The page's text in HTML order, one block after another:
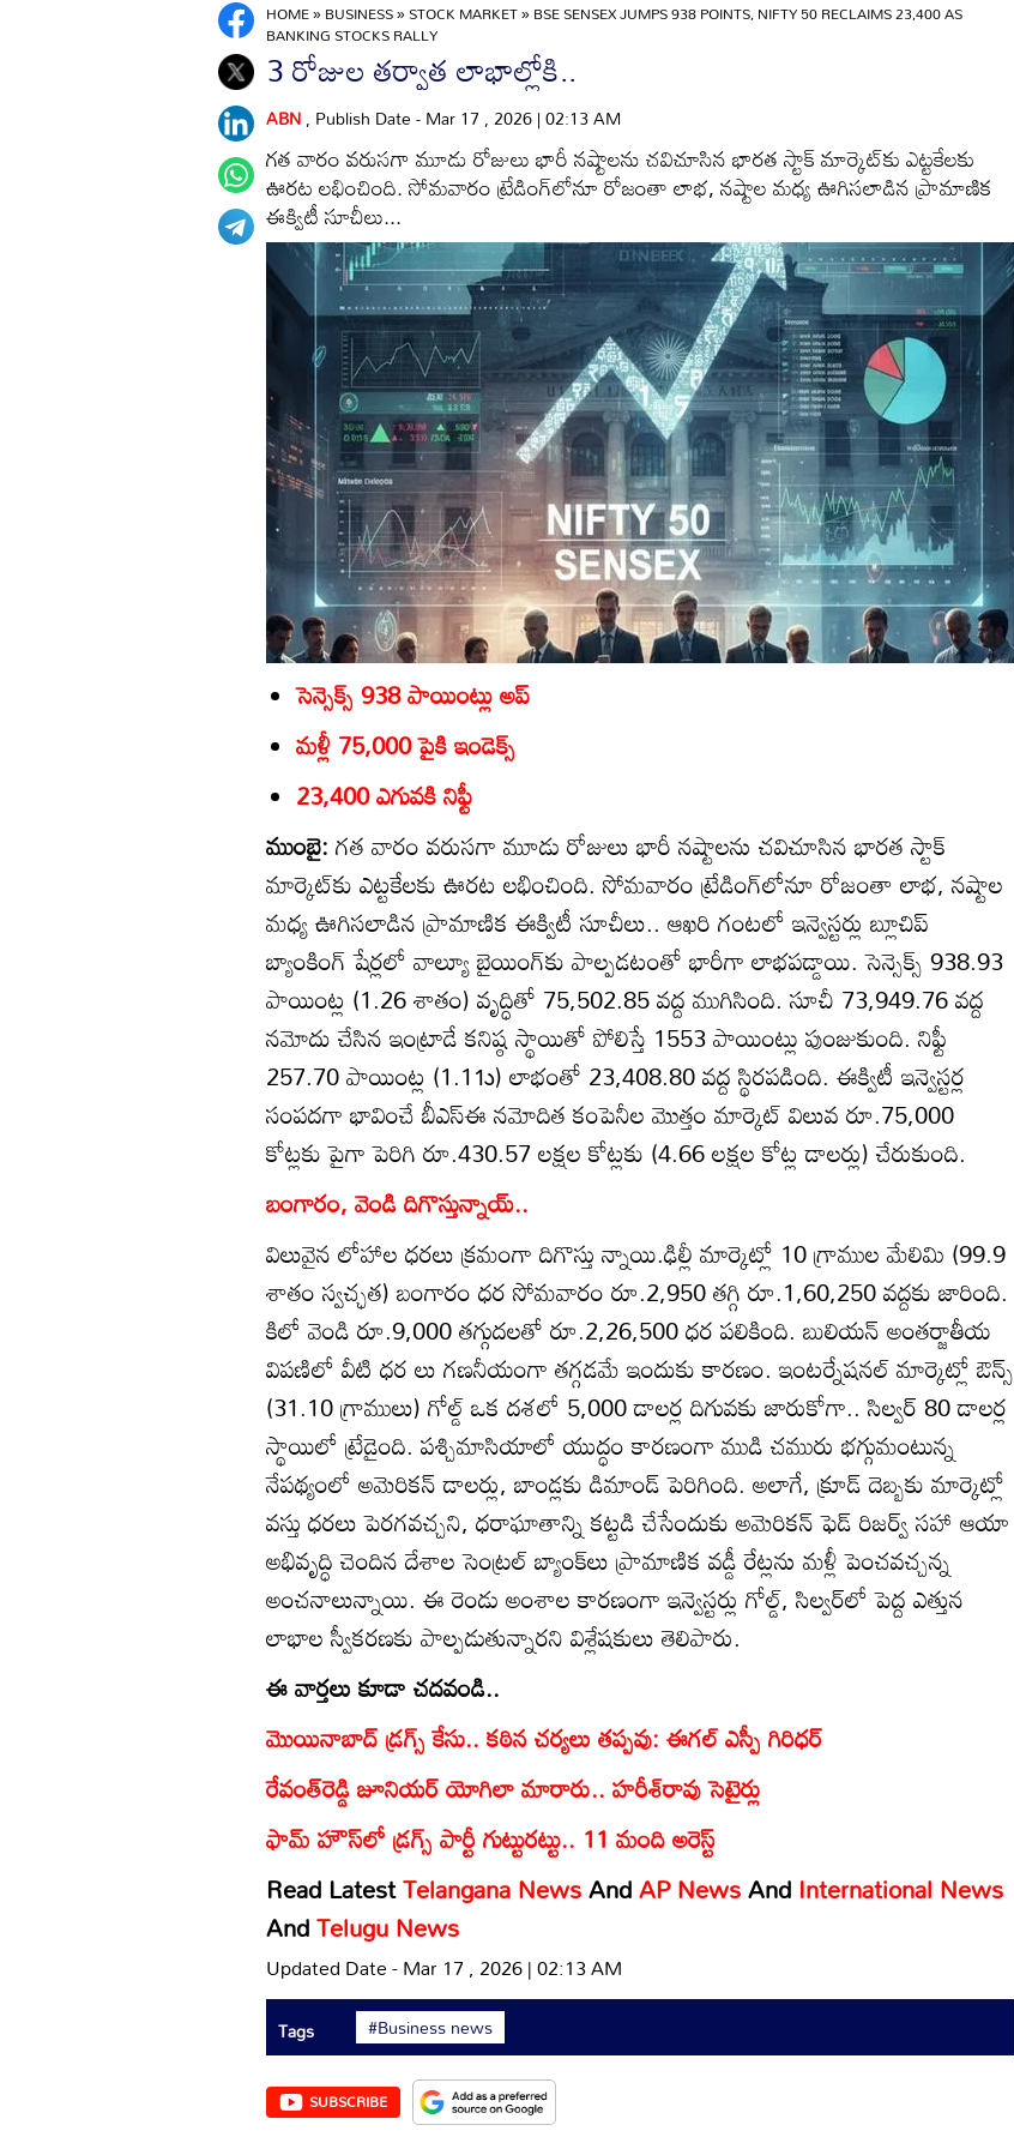
HOME»BUSINESS»STOCK MARKET»BSE SENSEX JUMPS 938 POINTS, NIFTY 50 RECLAIMS 23,400 AS
BANKING STOCKS RALLY
3 రోజుల తర్వాత లాభాల్లోకి..
ABN, Publish Date - Mar 17 , 2026 | 02:13 AM
గత వారం వరుసగా మూడు రోజులు భారీ నష్టాలను చవిచూసిన భారత స్టాక్‌ మార్కెట్‌కు ఎట్టకేలకు
ఊరట లభించింది. సోమవారం ట్రేడింగ్‌లోనూ రోజంతా లాభ, నష్టాల మధ్య ఊగిసలాడిన ప్రామాణిక
ఈక్విటీ సూచీలు...
సెన్సెక్స్‌ 938 పాయింట్లు అప్‌
మళ్లీ 75,000 పైకి ఇండెక్స్‌
23,400 ఎగువకి నిఫ్టీ
ముంబై:గత వారం వరుసగా మూడు రోజులు భారీ నష్టాలను చవిచూసిన భారత స్టాక్‌
మార్కెట్‌కు ఎట్టకేలకు ఊరట లభించింది. సోమవారం ట్రేడింగ్‌లోనూ రోజంతా లాభ, నష్టాల
మధ్య ఊగిసలాడిన ప్రామాణిక ఈక్విటీ సూచీలు.. ఆఖరి గంటలో ఇన్వెస్టర్లు బ్లూచిప్‌
బ్యాంకింగ్‌ షేర్లలో వాల్యూ బైయింగ్‌కు పాల్పడటంతో భారీగా లాభపడ్డాయి. సెన్సెక్స్‌ 938.93
పాయింట్ల (1.26 శాతం) వృద్ధితో 75,502.85 వద్ద ముగిసింది. సూచీ 73,949.76 వద్ద
నమోదు చేసిన ఇంట్రాడే కనిష్ఠ స్థాయితో పోలిస్తే 1553 పాయింట్లు పుంజుకుంది. నిఫ్టీ
257.70 పాయింట్ల (1.11ు) లాభంతో 23,408.80 వద్ద స్థిరపడింది. ఈక్విటీ ఇన్వెస్టర్ల
సంపదగా భావించే బీఎస్‌ఈ నమోదిత కంపెనీల మొత్తం మార్కెట్‌ విలువ రూ.75,000
కోట్లకు పైగా పెరిగి రూ.430.57 లక్షల కోట్లకు (4.66 లక్షల కోట్ల డాలర్లు) చేరుకుంది.
బంగారం, వెండి దిగొస్తున్నాయ్‌..
విలువైన లోహాల ధరలు క్రమంగా దిగొస్తు న్నాయి.ఢిల్లీ మార్కెట్లో 10 గ్రాముల మేలిమి (99.9
శాతం స్వచ్ఛత) బంగారం ధర సోమవారం రూ.2,950 తగ్గి రూ.1,60,250 వద్దకు జారింది.
కిలో వెండి రూ.9,000 తగ్గుదలతో రూ.2,26,500 ధర పలికింది. బులియన్‌ అంతర్జాతీయ
విపణిలో వీటి ధర లు గణనీయంగా తగ్గడమే ఇందుకు కారణం. ఇంటర్నేషనల్‌ మార్కెట్లో ఔన్స్‌
(31.10 గ్రాములు) గోల్డ్‌ ఒక దశలో 5,000 డాలర్ల దిగువకు జారుకోగా.. సిల్వర్‌ 80 డాలర్ల
స్థాయిలో ట్రేడైంది. పశ్చిమాసియాలో యుద్ధం కారణంగా ముడి చమురు భగ్గుమంటున్న
నేపథ్యంలో అమెరికన్‌ డాలర్లు, బాండ్లకు డిమాండ్‌ పెరిగింది. అలాగే, క్రూడ్‌ దెబ్బకు మార్కెట్లో
వస్తు ధరలు పెరగవచ్చని, ధరాఘాతాన్ని కట్టడి చేసేందుకు అమెరికన్‌ ఫెడ్‌ రిజర్వ్‌ సహా ఆయా
అభివృద్ధి చెందిన దేశాల సెంట్రల్‌ బ్యాంక్‌లు ప్రామాణిక వడ్డీ రేట్లను మళ్లీ పెంచవచ్చన్న
అంచనాలున్నాయి. ఈ రెండు అంశాల కారణంగా ఇన్వెస్టర్లు గోల్డ్‌, సిల్వర్‌లో పెద్ద ఎత్తున
లాభాల స్వీకరణకు పాల్పడుతున్నారని విశ్లేషకులు తెలిపారు.
ఈ వార్తలు కూడా చదవండి..
మొయినాబాద్‌ డ్రగ్స్ కేసు.. కఠిన చర్యలు తప్పవు: ఈగల్‌ ఎస్పీ గిరిధర్‌
రేవంత్‌రెడ్డి జూనియర్ యోగిలా మారారు.. హరీశ్‌రావు సెటైర్లు
ఫామ్ హౌస్‌లో డ్రగ్స్ పార్టీ గుట్టురట్టు.. 11 మంది అరెస్ట్
Read LatestTelangana NewsAndAP NewsAnd International News
AndTelugu News
Updated Date - Mar 17 , 2026 | 02:13 AM
Tags #Business news
SUBSCRIBE